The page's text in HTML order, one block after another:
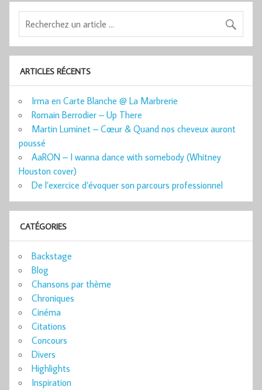
ARTICLES RÉCENTS
Irma en Carte Blanche @ La Marbrerie
Romain Berrodier – Up There
Martin Luminet – Cœur & Quand nos cheveux auront
poussé
AaRON – I wanna dance with somebody (Whitney
Houston cover)
De l’exercice d’évoquer son parcours professionnel
CATÉGORIES
Backstage
Blog
Chansons par thème
Chroniques
Cinéma
Citations
Concours
Divers
Highlights
Inspiration